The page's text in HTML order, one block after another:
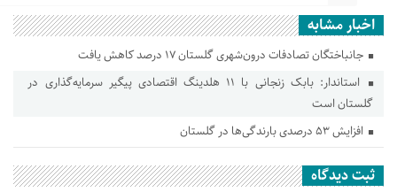
اخبار مشابه
جانباختگان تصادفات درون‌شهری گلستان ۱۷ درصد کاهش یافت
استاندار: بابک زنجانی با ۱۱ هلدینگ اقتصادی پیگیر سرمایه‌گذاری در
گلستان است
افزایش ۵۳ درصدی بارندگی‌ها در گلستان
ثبت دیدگاه